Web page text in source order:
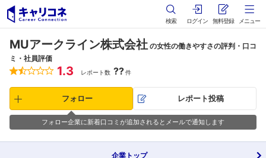
検索 ログイン 無料登録 メニュー
MUアークライン株式会社 の女性の働きやすさの評判・口コ
ミ・社員評価
1.3 レポート数 ??件
フォロー レポート投稿
フォロー企業に新着口コミが追加されるとメールで通知します
企業 トップ